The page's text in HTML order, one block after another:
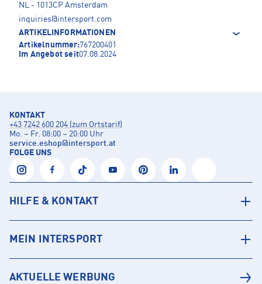
NL - 1013CP Amsterdam
inquiries@intersport.com
ARTIKELINFORMATIONEN
Artikelnummer:767200401
Im Angebot seit07.08.2024
KONTAKT
+43 7242 600 204 (zum Ortstarif)
Mo. – Fr. 08:00 – 20:00 Uhr
service.eshop@intersport.at
FOLGE UNS
HILFE & KONTAKT
MEIN INTERSPORT
AKTUELLE WERBUNG